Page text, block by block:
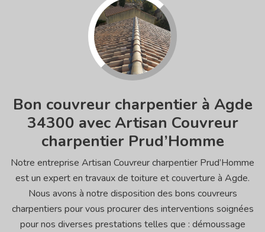
Bon couvreur charpentier à Agde
34300 avec Artisan Couvreur
charpentier Prud’Homme
Notre entreprise Artisan Couvreur charpentier Prud’Homme
est un expert en travaux de toiture et couverture à Agde.
Nous avons à notre disposition des bons couvreurs
charpentiers pour vous procurer des interventions soignées
pour nos diverses prestations telles que : démoussage